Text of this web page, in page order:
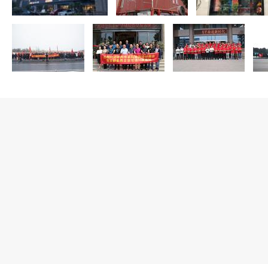
华埔装饰集团以“打造中国建筑装饰行业满意度第一品牌”为企业目标